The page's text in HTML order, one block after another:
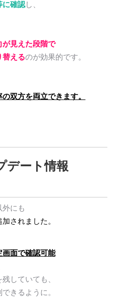
に確認し、
見えた段階で
替えるのが効果的です。
双方を両立できます。
デート情報
外にも
されました。
面で確認可能
していても、
きるように。